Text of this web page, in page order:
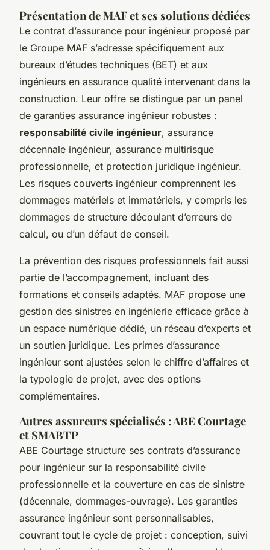
Présentation de MAF et ses solutions dédiées
Le contrat d’assurance pour ingénieur proposé par
le Groupe MAF s’adresse spécifiquement aux
bureaux d’études techniques (BET) et aux
ingénieurs en assurance qualité intervenant dans la
construction. Leur offre se distingue par un panel
de garanties assurance ingénieur robustes :
responsabilité civile ingénieur, assurance
décennale ingénieur, assurance multirisque
professionnelle, et protection juridique ingénieur.
Les risques couverts ingénieur comprennent les
dommages matériels et immatériels, y compris les
dommages de structure découlant d’erreurs de
calcul, ou d’un défaut de conseil.
La prévention des risques professionnels fait aussi
partie de l’accompagnement, incluant des
formations et conseils adaptés. MAF propose une
gestion des sinistres en ingénierie efficace grâce à
un espace numérique dédié, un réseau d’experts et
un soutien juridique. Les primes d’assurance
ingénieur sont ajustées selon le chiffre d’affaires et
la typologie de projet, avec des options
complémentaires.
Autres assureurs spécialisés : ABE Courtage
et SMABTP
ABE Courtage structure ses contrats d’assurance
pour ingénieur sur la responsabilité civile
professionnelle et la couverture en cas de sinistre
(décennale, dommages-ouvrage). Les garanties
assurance ingénieur sont personnalisables,
couvrant tout le cycle de projet : conception, suivi